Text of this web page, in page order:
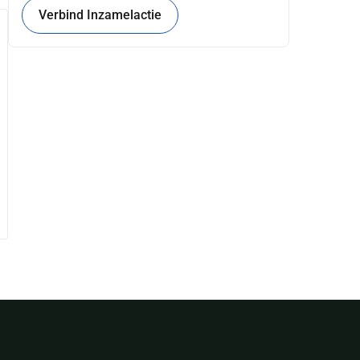
Verbind Inzamelactie